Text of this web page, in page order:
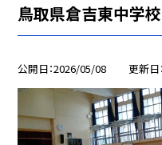
鳥取県倉吉東中学
公開日 2026/05/08 更新日